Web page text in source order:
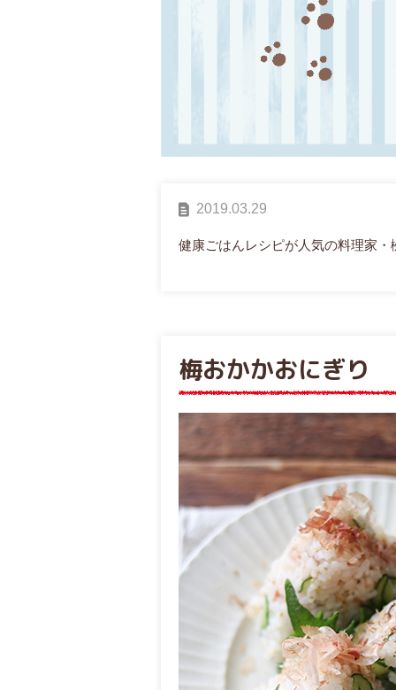
2019.03.29
健康ごはんレシピが人気の料理家
梅おかかおにぎり